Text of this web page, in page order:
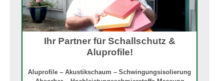
Ihr Partner für Schallschutz &
Aluprofile!
Aluprofile – Akustikschaum – Schwingungsisolierung